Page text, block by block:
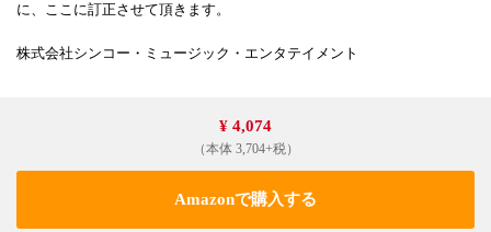
に、ここに訂正させて頂きます。
株式会社シンコー・ミュージック・エンタテイメント
¥ 4,074
（本体 3,704+税）
Amazonで購入する